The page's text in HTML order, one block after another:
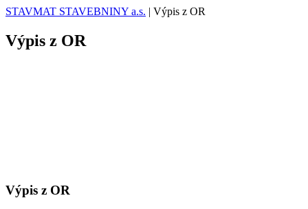
STAVMAT STAVEBNINY a.s. | Výpis z OR
Výpis z OR
Výpis z OR